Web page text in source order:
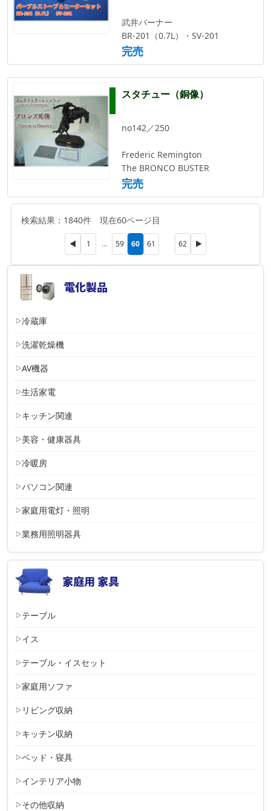
冷蔵庫
洗濯乾燥機
AV機器
生活家電
キッチン関連
美容・健康器具
冷暖房
パソコン関連
家庭用電灯・照明
業務用照明器具
テーブル
イス
テーブル・イスセット
家庭用ソファ
リビング収納
キッチン収納
ベッド・寝具
インテリア小物
その他収納
武井バーナー
BR-201（0.7L）・SV-201
完売
スタチュー（銅像）
no142／250
Frederic Remington
The BRONCO BUSTER
完売
検索結果：1840件 現在60ページ目
◀ 1 … 59 60 61 62 ▶